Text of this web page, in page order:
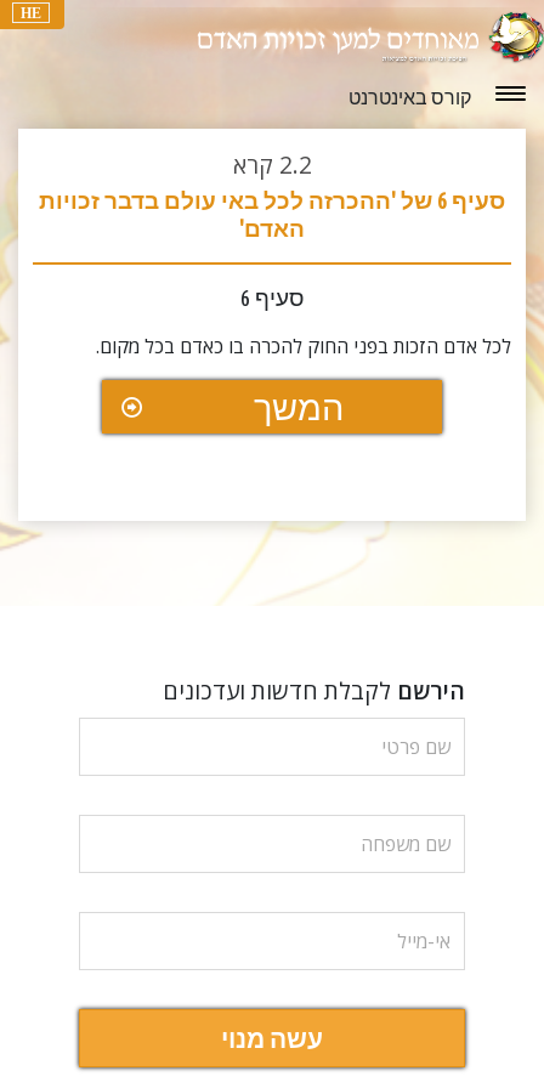
HE
קורס באינטרנט
2.2 קרא
סעיף 6 של 'ההכרזה לכל באי עולם בדבר זכויות
האדם'
סעיף 6
לכל אדם הזכות בפני החוק להכרה בו כאדם בכל מקום.
המשך
הירשם לקבלת חדשות ועדכונים
עשה מנוי